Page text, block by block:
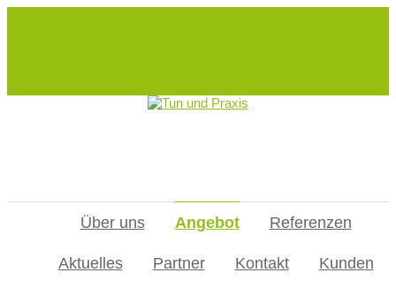
Über uns Angebot Referenzen
Aktuelles Partner Kontakt Kunden